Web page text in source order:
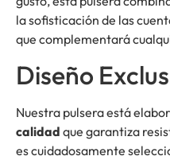
la sofisticación de las
que complementará
Diseño
Nuestra pulsera está
calidad que garantiza
es cuidadosamente